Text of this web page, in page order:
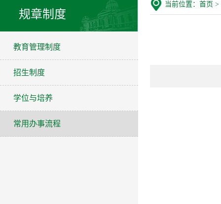
规章制度
教育管理制度
招生制度
学位与培养
常用办事流程
当前位置： 首页 >